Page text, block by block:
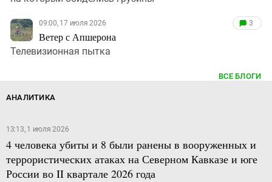
09:00, 17 июля 2026
Ветер с Апшерона
3
Телевизионная пытка
ВСЕ БЛОГИ
АНАЛИТИКА
13:13, 1 июля 2026
4 человека убиты и 8 были ранены в вооруженных и
террористических атаках на Северном Кавказе и юге
России во II квартале 2026 года